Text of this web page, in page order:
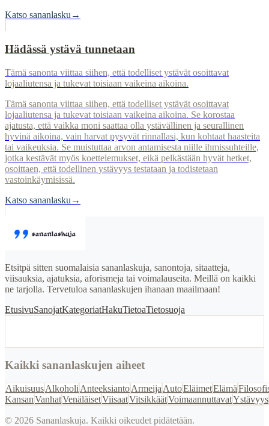
Katso sananlasku →
Hädässä ystävä tunnetaan
Tämä sanonta viittaa siihen, että todelliset ystävät osoittavat
lojaaliutensa ja tukevat toisiaan vaikeina aikoina.
Tämä sanonta viittaa siihen, että todelliset ystävät osoittavat
lojaaliutensa ja tukevat toisiaan vaikeina aikoina. Se korostaa
ajatusta, että vaikka moni saattaa olla ystävällinen ja seurallinen
hyvinä aikoina, vain harvat pysyvät rinnallasi, kun kohtaat haasteita
tai vaikeuksia. Se muistuttaa arvon antamisesta niille ihmissuhteille,
jotka kestävät myös koettelemukset, eikä pelkästään hyvät hetket,
osoittaen, että todellinen ystävyys testataan ja todistetaan
vastoinkäymisissä.
Katso sananlasku →
Etsitpä sitten suomalaisia sananlaskuja, sanontoja, sitaatteja,
viisauksia, ajatuksia, aforismeja tai voimalauseita. Meillä on kaikki
ne tarjolla. Tervetuloa sananlaskujen ihanaan maailmaan!
EtusivuSanojatKategoriatHakuTietoaTietosuoja
Kaikki sananlaskujen aiheet
AikuisuusAlkoholi AnteeksiantoArmeija AutoEläimetElämä
KansanVanhatVenäläisetViisaatVitsikkäätVoimaannuttavatYstävyys
© 2026 Sananlaskuja. Kaikki oikeudet pidätetään.